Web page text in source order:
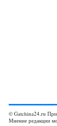
© Gatchina24.ru При
Мнение редакции